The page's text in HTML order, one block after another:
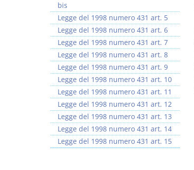
bis
Legge del 1998 numero 431 art. 5
Legge del 1998 numero 431 art. 6
Legge del 1998 numero 431 art. 7
Legge del 1998 numero 431 art. 8
Legge del 1998 numero 431 art. 9
Legge del 1998 numero 431 art. 10
Legge del 1998 numero 431 art. 11
Legge del 1998 numero 431 art. 12
Legge del 1998 numero 431 art. 13
Legge del 1998 numero 431 art. 14
Legge del 1998 numero 431 art. 15